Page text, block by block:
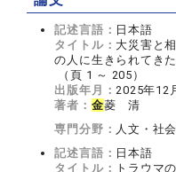
記述言語： 日本語
タイトル： 大災害と
の人に生きられてき
（頁 1 ～ 205）
出版年月：2025年12
著者： 金菱 清
専門分野： 人文・社
記述言語： 日本語
タイトル： トラウマ